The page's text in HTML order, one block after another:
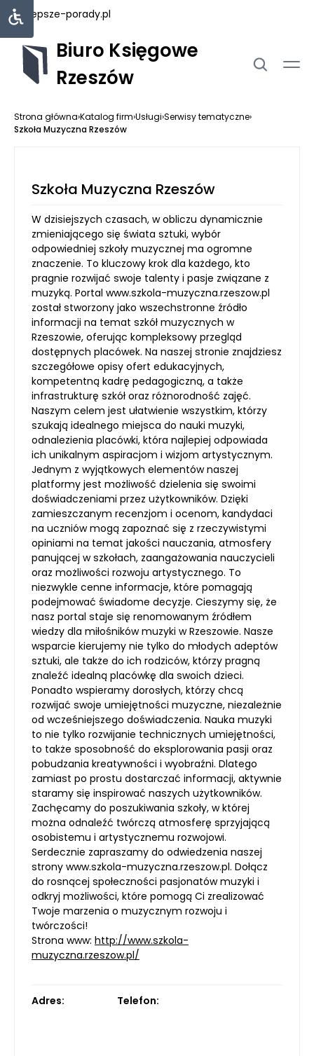
najlepsze-porady.pl
Biuro Księgowe
Rzeszów
Strona główna›Katalog firm›Usługi›Serwisy tematyczne›
Szkoła Muzyczna Rzeszów
Szkoła Muzyczna Rzeszów
W dzisiejszych czasach, w obliczu dynamicznie
zmieniającego się świata sztuki, wybór
odpowiedniej szkoły muzycznej ma ogromne
znaczenie. To kluczowy krok dla każdego, kto
pragnie rozwijać swoje talenty i pasje związane z
muzyką. Portal www.szkola-muzyczna.rzeszow.pl
został stworzony jako wszechstronne źródło
informacji na temat szkół muzycznych w
Rzeszowie, oferując kompleksowy przegląd
dostępnych placówek. Na naszej stronie znajdziesz
szczegółowe opisy ofert edukacyjnych,
kompetentną kadrę pedagogiczną, a także
infrastrukturę szkół oraz różnorodność zajęć.
Naszym celem jest ułatwienie wszystkim, którzy
szukają idealnego miejsca do nauki muzyki,
odnalezienia placówki, która najlepiej odpowiada
ich unikalnym aspiracjom i wizjom artystycznym.
Jednym z wyjątkowych elementów naszej
platformy jest możliwość dzielenia się swoimi
doświadczeniami przez użytkowników. Dzięki
zamieszczanym recenzjom i ocenom, kandydaci
na uczniów mogą zapoznać się z rzeczywistymi
opiniami na temat jakości nauczania, atmosfery
panującej w szkołach, zaangażowania nauczycieli
oraz możliwości rozwoju artystycznego. To
niezwykle cenne informacje, które pomagają
podejmować świadome decyzje. Cieszymy się, że
nasz portal staje się renomowanym źródłem
wiedzy dla miłośników muzyki w Rzeszowie. Nasze
wsparcie kierujemy nie tylko do młodych adeptów
sztuki, ale także do ich rodziców, którzy pragną
znaleźć idealną placówkę dla swoich dzieci.
Ponadto wspieramy dorosłych, którzy chcą
rozwijać swoje umiejętności muzyczne, niezależnie
od wcześniejszego doświadczenia. Nauka muzyki
to nie tylko rozwijanie technicznych umiejętności,
to także sposobność do eksplorowania pasji oraz
pobudzania kreatywności i wyobraźni. Dlatego
zamiast po prostu dostarczać informacji, aktywnie
staramy się inspirować naszych użytkowników.
Zachęcamy do poszukiwania szkoły, w której
można odnaleźć twórczą atmosferę sprzyjającą
osobistemu i artystycznemu rozwojowi.
Serdecznie zapraszamy do odwiedzenia naszej
strony www.szkola-muzyczna.rzeszow.pl. Dołącz
do rosnącej społeczności pasjonatów muzyki i
odkryj możliwości, które pomogą Ci zrealizować
Twoje marzenia o muzycznym rozwoju i
twórczości!
Strona www: http://www.szkola-
muzyczna.rzeszow.pl/
Adres: Telefon: